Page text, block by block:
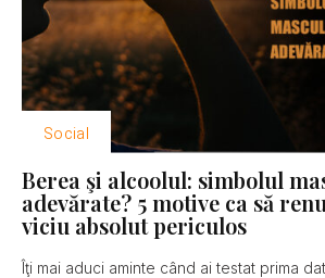
Social
Berea şi alcoolul: simbolul
adevărate? 5 motive ca să
viciu absolut periculos
Îţi mai aduci aminte când ai testat prima